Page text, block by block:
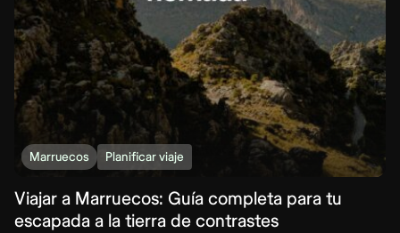
Marruecos Planificar viaje
Viajar a Marruecos: Guía completa para tu
escapada a la tierra de contrastes